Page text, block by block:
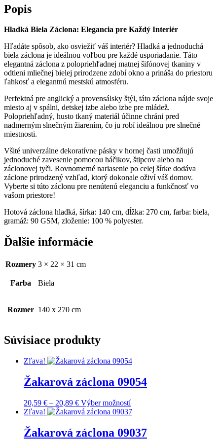
270
cm
Popis
Hladká Biela Záclona: Elegancia pre Každý Interiér
Hľadáte spôsob, ako osviežiť váš interiér? Hladká a jednoduchá
biela záclona je ideálnou voľbou pre každé usporiadanie. Táto
elegantná záclona z polopriehľadnej matnej šifónovej tkaniny v
odtieni mliečnej bielej prirodzene zdobí okno a prináša do priestoru
ľahkosť a elegantnú mestskú atmosféru.
Perfektná pre anglický a provensálsky štýl, táto záclona nájde svoje
miesto aj v spálni, detskej izbe alebo izbe pre mládež.
Polopriehľadný, husto tkaný materiál účinne chráni pred
nadmerným slnečným žiarením, čo ju robí ideálnou pre slnečné
miestnosti.
Všité univerzálne dekoratívne pásky v hornej časti umožňujú
jednoduché zavesenie pomocou háčikov, štipcov alebo na
záclonovej tyči. Rovnomerné nariasenie po celej šírke dodáva
záclone prirodzený vzhľad, ktorý dokonale oživí váš domov.
Vyberte si túto záclonu pre nenútenú eleganciu a funkčnosť vo
vašom priestore!
Hotová záclona hladká, šírka: 140 cm, dĺžka: 270 cm, farba: biela,
gramáž: 90 GSM, zloženie: 100 % polyester.
Ďalšie informácie
Rozmery 3 × 22 × 31 cm
Farba Biela
Rozmer 140 x 270 cm
Súvisiace produkty
Zľava!
Žakarová záclona 09054
20,59 € – 20,89 €Price
range:
through
20,89 €
Výber možnostíTento
produkt
viacero
variantov.
Zľava!
Žakarová záclona 09037